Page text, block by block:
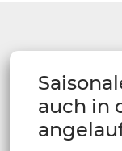
auch in